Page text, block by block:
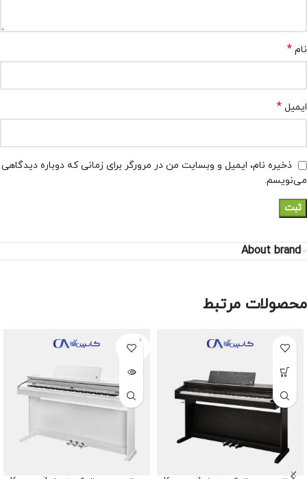
نام *
ایمیل *
ذخیره نام، ایمیل و وبسایت من در مرورگر برای زمانی که دوباره دیدگاهی
می‌نویسم.
About brand
محصولات مرتبط
SOLD
OUT